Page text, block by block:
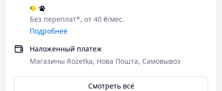
Без переплат*, от 40 ₴/мес.
Подробнее
Наложенный платеж
Магазины Rozetka, Нова Пошта, Самовывоз
Смотреть всё